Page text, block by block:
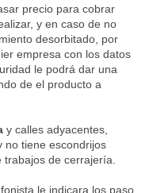
precio para cobrar
y en caso de no
desorbitado, por
empresa con los datos
le podrá dar una
de el producto a
y calles adyacentes,
no tiene escondrijos
trabajos de cerrajería.
le indicara los paso